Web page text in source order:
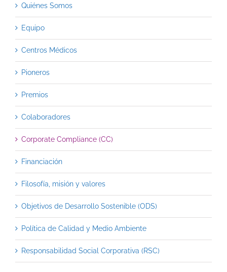
Quiénes Somos
Equipo
Centros Médicos
Pioneros
Premios
Colaboradores
Corporate Compliance (CC)
Financiación
Filosofía, misión y valores
Objetivos de Desarrollo Sostenible (ODS)
Política de Calidad y Medio Ambiente
Responsabilidad Social Corporativa (RSC)